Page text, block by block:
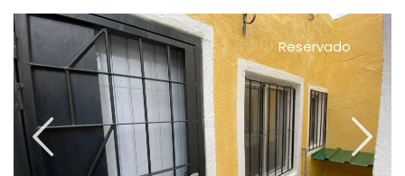
Reservado